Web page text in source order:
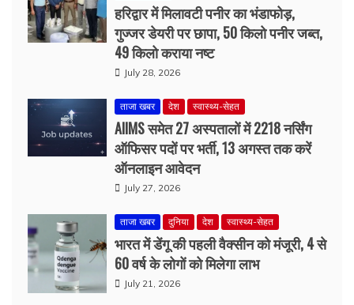
July 28, 2026
ताजा खबर देश स्वास्थ्य-सेहत
AIIMS समेत 27 अस्पतालों में 2218 नर्सिंग
ऑफिसर पदों पर भर्ती, 13 अगस्त तक करें
ऑनलाइन आवेदन
July 27, 2026
ताजा खबर दुनिया देश स्वास्थ्य-सेहत
भारत में डेंगू की पहली वैक्सीन को मंजूरी, 4 से
60 वर्ष के लोगों को मिलेगा लाभ
July 21, 2026
उत्तराखंड ताजा खबर देहरादून
शासन-प्रशासन